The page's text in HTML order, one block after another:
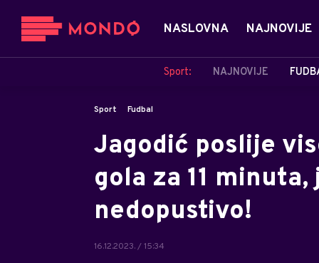
NASLOVNA NAJNOVIJE
Sport: NAJNOVIJE
Sport Fudbal
Jagodić poslije
gola za 11
nedopustivo!
16.12.2023. / 15:34